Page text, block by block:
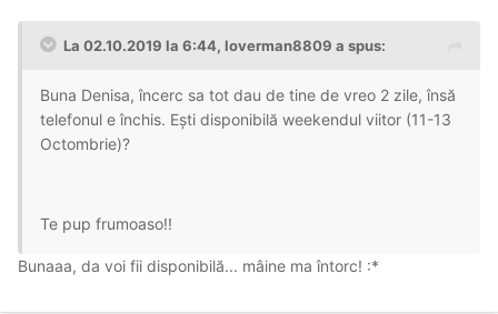
La 02.10.2019 la 6:44, loverman8809 a spus:
Buna Denisa, încerc sa tot dau de tine de vreo 2 zile, însă
telefonul e închis. Ești disponibilă weekendul viitor (11-13
Octombrie)?
Te pup frumoaso!!
Bunaaa, da voi fii disponibilă... mâine ma întorc! :*